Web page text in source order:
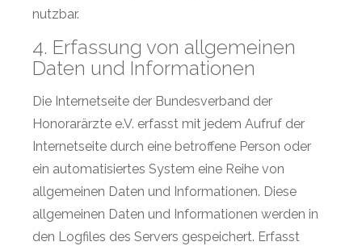
nutzbar.
4. Erfassung von allgemeinen
Daten und Informationen
Die Internetseite der Bundesverband der
Honorarärzte e.V. erfasst mit jedem Aufruf der
Internetseite durch eine betroffene Person oder
ein automatisiertes System eine Reihe von
allgemeinen Daten und Informationen. Diese
allgemeinen Daten und Informationen werden in
den Logfiles des Servers gespeichert. Erfasst